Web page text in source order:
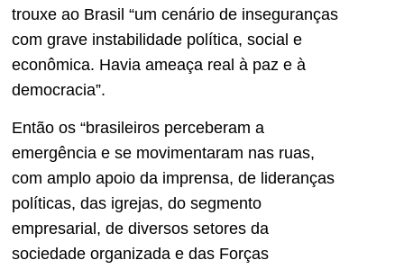
trouxe ao Brasil “um cenário de inseguranças
com grave instabilidade política, social e
econômica. Havia ameaça real à paz e à
democracia”.
Então os “brasileiros perceberam a
emergência e se movimentaram nas ruas,
com amplo apoio da imprensa, de lideranças
políticas, das igrejas, do segmento
empresarial, de diversos setores da
sociedade organizada e das Forças